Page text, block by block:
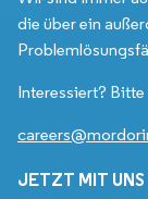
die über ein
Interessiert? Bitte
JETZT MIT UNS